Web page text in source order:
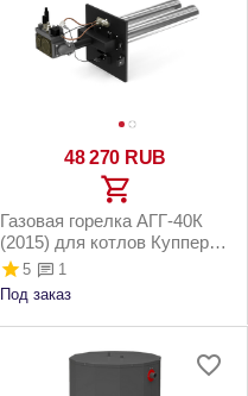
48 270 RUB
Газовая горелка АГГ-40К
(2015) для котлов Куппер
ПРО-36, ПРО-42
5
1
Под заказ